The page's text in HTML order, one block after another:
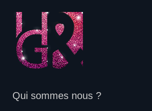
Qui sommes nous ?